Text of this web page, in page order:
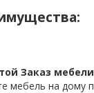
Заказ
мебель на дому